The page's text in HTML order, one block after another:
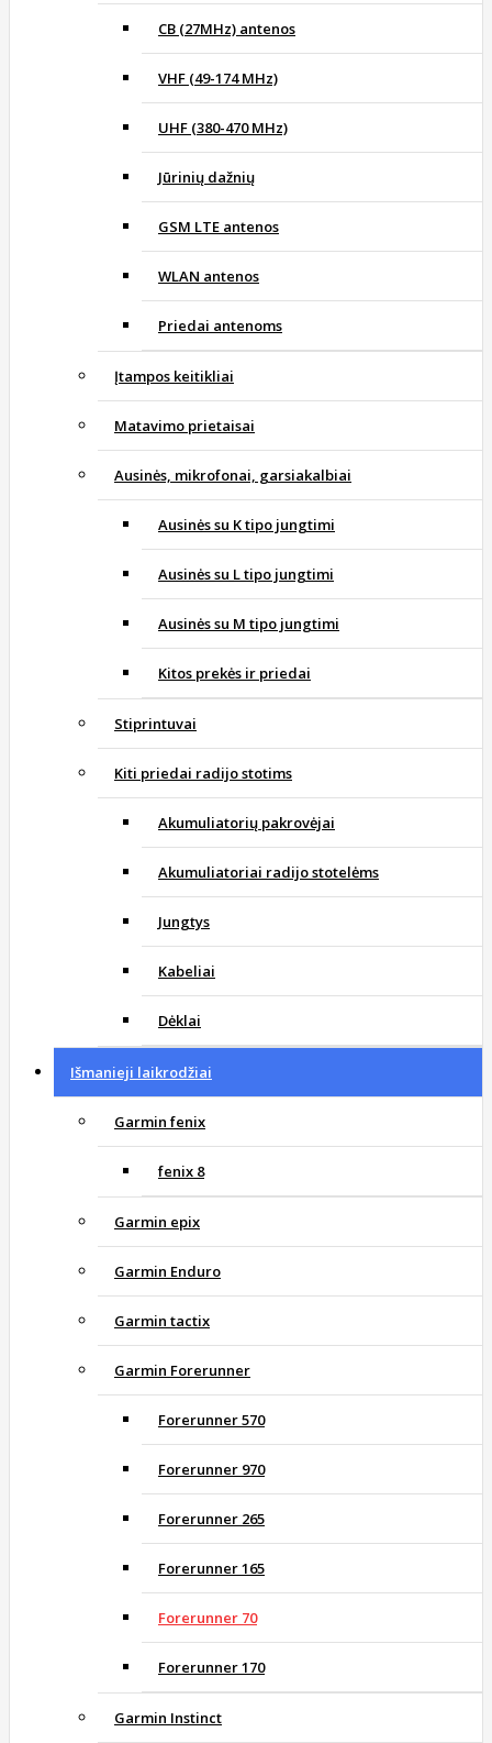
CB (27MHz) antenos
VHF (49-174 MHz)
UHF (380-470 MHz)
Jūrinių dažnių
GSM LTE antenos
WLAN antenos
Priedai antenoms
Įtampos keitikliai
Matavimo prietaisai
Ausinės, mikrofonai, garsiakalbiai
Ausinės su K tipo jungtimi
Ausinės su L tipo jungtimi
Ausinės su M tipo jungtimi
Kitos prekės ir priedai
Stiprintuvai
Kiti priedai radijo stotims
Akumuliatorių pakrovėjai
Akumuliatoriai radijo stotelėms
Jungtys
Kabeliai
Dėklai
Išmanieji laikrodžiai
Garmin fenix
fenix 8
Garmin epix
Garmin Enduro
Garmin tactix
Garmin Forerunner
Forerunner 570
Forerunner 970
Forerunner 265
Forerunner 165
Forerunner 70
Forerunner 170
Garmin Instinct